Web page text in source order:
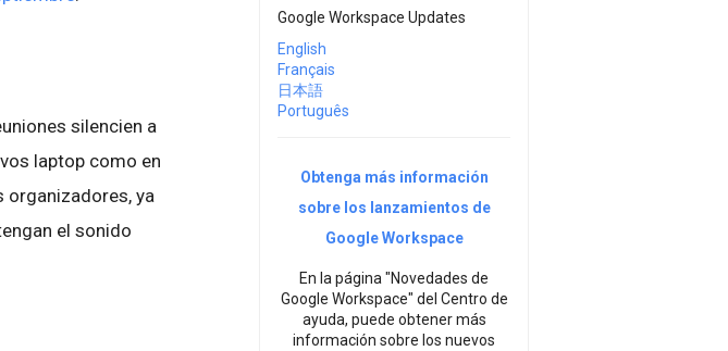
silencien a
laptop como en
organizadores, ya
el sonido
Google Workspace Updates
English
Français
日本語
Português
Obtenga más información
sobre los lanzamientos de
Google Workspace
En la página "Novedades de
Google Workspace" del Centro de
ayuda, puede obtener más
información sobre los nuevos